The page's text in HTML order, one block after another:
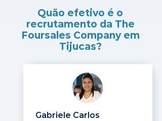
Quão efetivo é o
recrutamento da The
Foursales Company em
Tijucas?
Gabriele Carlos